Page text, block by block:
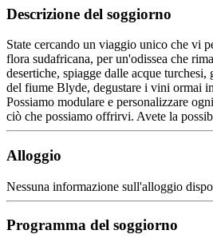
Descrizione del soggiorno
State cercando un viaggio unico che vi
flora sudafricana, per un'odissea che
desertiche, spiagge dalle acque
del fiume Blyde, degustare i vini ormai
Possiamo modulare e personalizzare
ciò che possiamo offrirvi. Avete la
Alloggio
Nessuna informazione sull'alloggio
Programma del soggiorno